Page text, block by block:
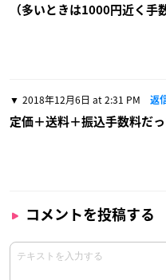
（多いときは1000円近く手
2018年12月6日 at 2:31 PM 返
定価＋送料＋振込手数料だ
コメントを投稿する